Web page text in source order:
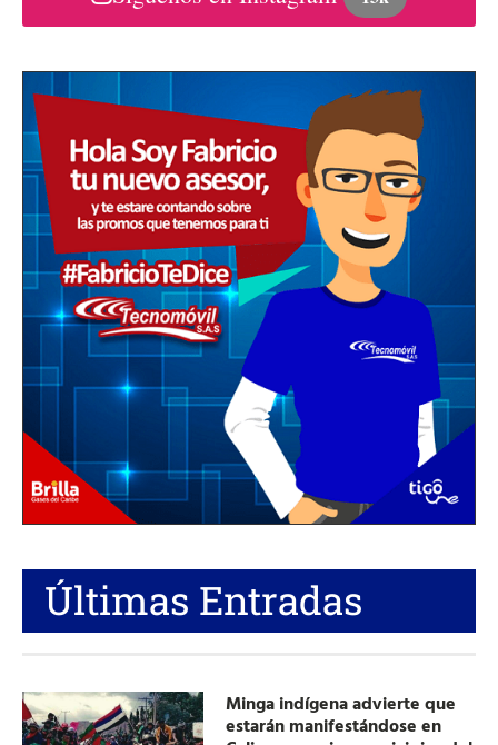
Últimas Entradas
Minga indígena advierte que
estarán manifestándose en